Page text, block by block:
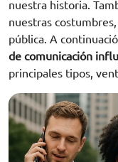
nuestra historia.
nuestras
pública. A
de comunicación
principales tipos,